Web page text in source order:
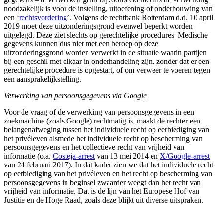
noodzakelijk is voor de instelling, uitoefening of onderbouwing van
een ‘rechtsvordering’. Volgens de rechtbank Rotterdam d.d. 10 april
2019 moet deze uitzonderingsgrond evenwel beperkt worden
uitgelegd. Deze ziet slechts op gerechtelijke procedures. Medische
gegevens kunnen dus niet met een beroep op deze
uitzonderingsgrond worden verwerkt in de situatie waarin partijen
bij een geschil met elkaar in onderhandeling zijn, zonder dat er een
gerechtelijke procedure is opgestart, of om verweer te voeren tegen
een aansprakelijkstelling.
Verwerking van persoonsgegevens via Google
Voor de vraag of de verwerking van persoonsgegevens in een
zoekmachine (zoals Google) rechtmatig is, maakt de rechter een
belangenafweging tussen het individuele recht op eerbiediging van
het privéleven alsmede het individuele recht op bescherming van
persoonsgegevens en het collectieve recht van vrijheid van
informatie (o.a. Costeja-arrest van 13 mei 2014 en X/Google-arrest
van 24 februari 2017). In dat kader zien we dat het individuele recht
op eerbiediging van het privéleven en het recht op bescherming van
persoonsgegevens in beginsel zwaarder weegt dan het recht van
vrijheid van informatie. Dat is de lijn van het Europese Hof van
Justitie en de Hoge Raad, zoals deze blijkt uit diverse uitspraken.